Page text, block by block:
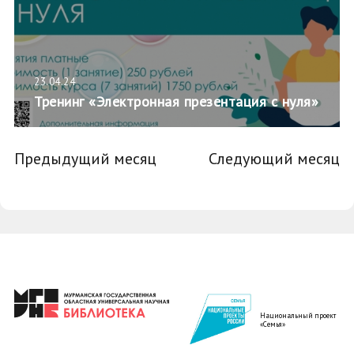
23.04.24
Тренинг «Электронная презентация с нуля»
Предыдущий месяц Следующий месяц
Национальный проект
«Семья»